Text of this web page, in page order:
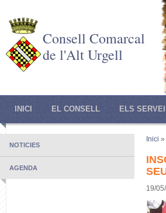
Consell Comarcal
de l'Alt Urgell
INICI EL CONSELL ELS
NOTICIES
AGENDA
Inici »
19/